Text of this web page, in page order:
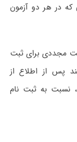
که در هر دو آزمون
مجددی برای ثبت
پس از اطلاع از
نسبت به ثبت نام